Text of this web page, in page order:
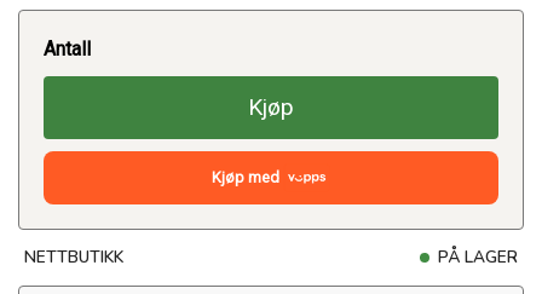
Antall
Kjøp
Kjøp med
NETTBUTIKK PÅ LAGER